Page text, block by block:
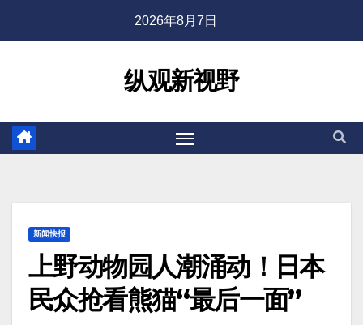
2026年8月7日
纵观新视野
新闻快报
上野动物园人潮涌动！日本
民众抢看熊猫“最后一面”